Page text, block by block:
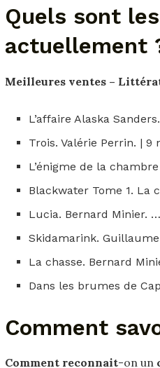
Quels sont
actuellement
Meilleures ventes –
L’affaire Alaska
Trois. Valérie Perrin. | 9
L’énigme de la
Blackwater Tome 1. La
Lucia. Bernard Minier. …
Skidamarink.
La chasse. Bernard
Dans les brumes de
Comment
Comment reconnait-on un